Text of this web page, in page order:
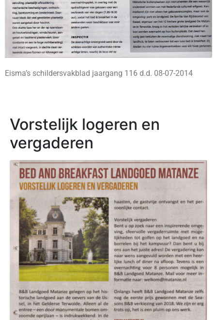
Eisma’s schildersvakblad jaargang 116 d.d. 08-07-2014
Vorstelijk logeren en
vergaderen